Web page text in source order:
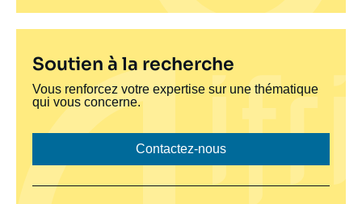
Titre
bloc
jaune
donateur
Soutien à la recherche
Texte
bloc
jaune
donateur
Vous renforcez votre expertise sur une thématique
qui vous concerne.
Lien bouton donateurContactez-nous